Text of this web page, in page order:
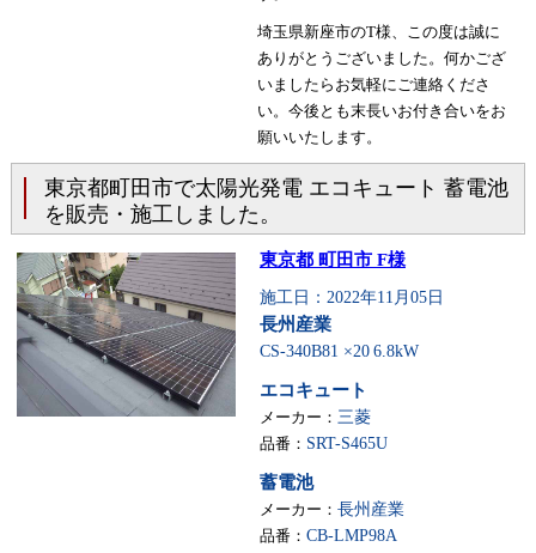
埼玉県新座市のT様、この度は誠に
ありがとうございました。何かござ
いましたらお気軽にご連絡くださ
い。今後とも末長いお付き合いをお
願いいたします。
東京都町田市で太陽光発電 エコキュート 蓄電池
を販売・施工しました。
東京都 町田市 F様
施工日：2022年11月05日
長州産業
CS-340B81 ×20 6.8kW
エコキュート
メーカー： 三菱
品番： SRT-S465U
蓄電池
メーカー： 長州産業
品番： CB-LMP98A